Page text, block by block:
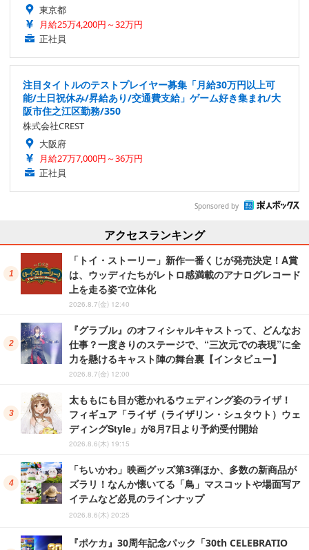
東京都
月給25万4,200円～32万円
正社員
注目タイトルのテストプレイヤー募集「月給30万円以上可
能/土日祝休み/昇給あり/交通費支給」ゲーム好き集まれ/大
阪市住之江区勤務/350
株式会社CREST
大阪府
月給27万7,000円～36万円
正社員
Sponsored by
アクセスランキング
「トイ・ストーリー」新作一番くじが発売決定！A賞
は、ウッディたちがレトロ感満載のアナログレコード
上を走る姿で立体化
2026.8.7(金) 12:40
『グラブル』のオフィシャルキャストって、どんなお
仕事？一度きりのステージで、“三次元での表現”に全
力を懸けるキャスト陣の舞台裏【インタビュー】
2026.8.7(金) 12:00
太ももにも目が惹かれるウェディング姿のライザ！
フィギュア「ライザ（ライザリン・シュタウト）ウェ
ディングStyle」が8月7日より予約受付開始
2026.8.6(木) 19:15
「ちいかわ」映画グッズ第3弾ほか、多数の新商品が
ズラリ！なんか懐いてる「鳥」マスコットや場面写ア
イテムなど必見のラインナップ
2026.8.6(木) 20:25
『ポケカ』30周年記念パック「30th CELEBRATIO